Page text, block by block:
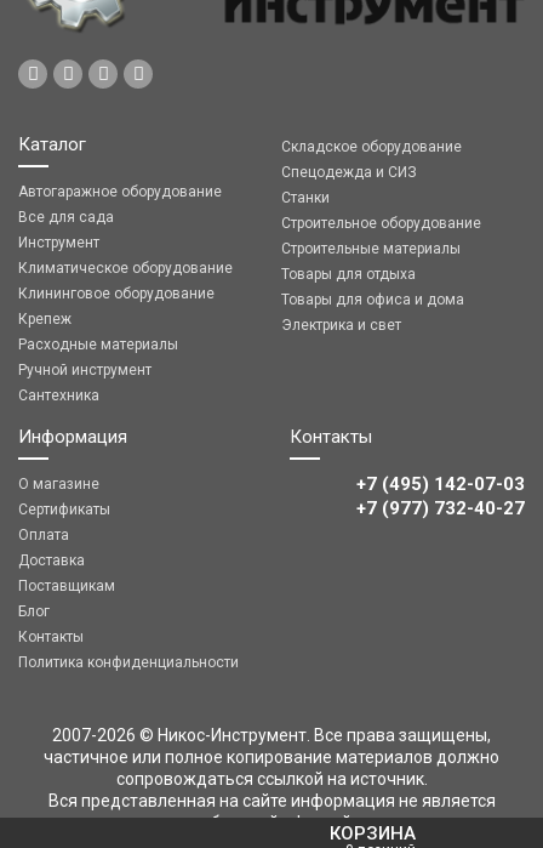
КОРЗИНА
Каталог
Автогаражное оборудование
Все для сада
Инструмент
Климатическое оборудование
Клининговое оборудование
Крепеж
Расходные материалы
Ручной инструмент
Сантехника
Складское оборудование
Спецодежда и СИЗ
Станки
Строительное оборудование
Строительные материалы
Товары для отдыха
Товары для офиса и дома
Электрика и свет
Информация
О магазине
Сертификаты
Оплата
Доставка
Поставщикам
Блог
Контакты
Политика конфиденциальности
Контакты
+7 (495) 142-07-03
‎‎+7 (977) 732-40-27
2007-2026 © Никос-Инструмент. Все права защищены,
частичное или полное копирование материалов должно
сопровождаться ссылкой на источник.
Вся представленная на сайте информация не является
публичной офертой